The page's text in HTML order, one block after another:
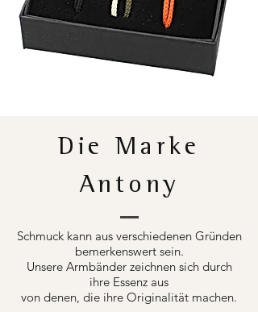
Die Marke
Antony
Schmuck kann aus verschiedenen Gründen
bemerkenswert sein.
Unsere Armbänder zeichnen sich durch
ihre Essenz aus
von denen, die ihre Originalität machen.